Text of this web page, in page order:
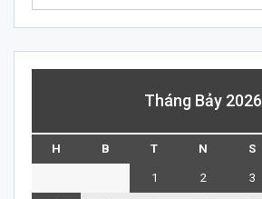
Tháng Bảy 2026
H B T N S
1 2 3